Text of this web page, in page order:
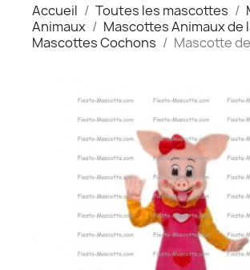
Accueil Toutes les mascottes
Animaux
Mascottes Animaux de
Mascottes Cochons
Mascotte